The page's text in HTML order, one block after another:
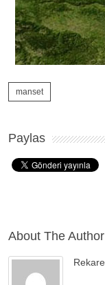
manset
Paylas
About The Author
Rekare